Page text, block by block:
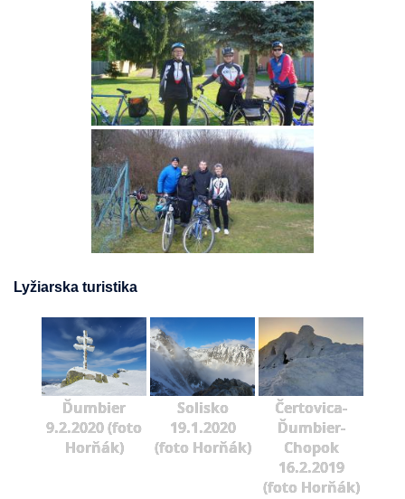
Lyžiarska turistika
Ďumbier
9.2.2020 (foto
Horňák)
Solisko
19.1.2020
(foto Horňák)
Čertovica-
Ďumbier-
Chopok
16.2.2019
(foto Horňák)